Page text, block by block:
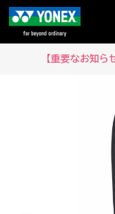
【重要なお知ら